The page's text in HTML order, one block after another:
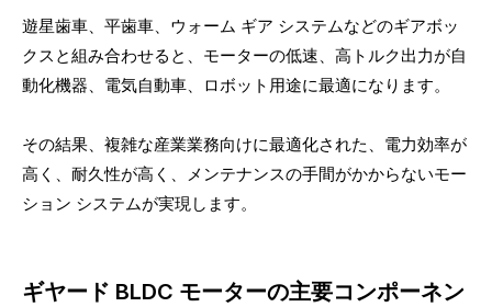
遊星歯車、平歯車、ウォーム ギア システムなどのギアボッ
クスと組み合わせると、モーターの低速、高トルク出力が自
動化機器、電気自動車、ロボット用途に最適になります。
その結果、複雑な産業業務向けに最適化された、電力効率が
高く、耐久性が高く、メンテナンスの手間がかからないモー
ション システムが実現します。
ギヤード BLDC モーターの主要コンポーネン